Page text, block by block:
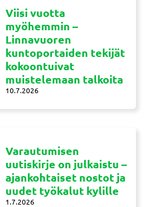
Viisi vuotta
myöhemmin –
Linnavuoren
kuntoportaiden tekijät
kokoontuivat
muistelemaan talkoita
10.7.2026
Varautumisen
uutiskirje on julkaistu –
ajankohtaiset nostot ja
uudet työkalut kylille
1.7.2026